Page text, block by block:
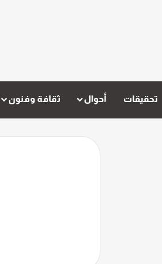
تحقيقات أحوال ثقافة وفنون